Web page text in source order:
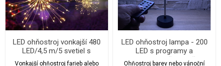
LED ohňostroj vonkajší 480
LED/4,5 m/5 svetiel s
programami
Vonkajší ohňostroj farieb alebo
LED ohňostroj lampa - 200
LED s programy a
integrovaným časovačem
Ohňostroj barev nebo vánoční